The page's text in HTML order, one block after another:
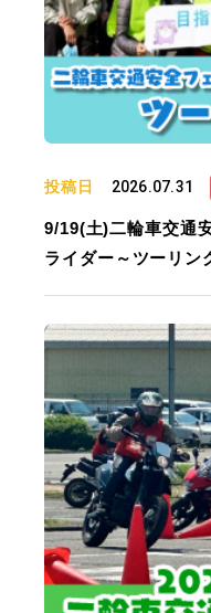
投稿日 2026.07.31
9/19(土)二輪車交通
ライダー～ツーリン